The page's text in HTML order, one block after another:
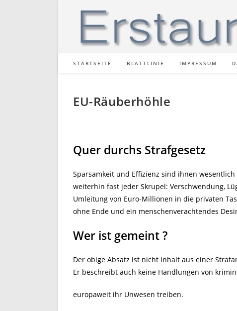
STARTSEITE BLATTLINIE IMPRESSUM
EU-Räuberhöhle
Quer durchs Strafgesetz
Sparsamkeit und Effizienz sind ihnen
weiterhin fast jeder Skrupel: Verschwendung,
Umleitung von Euro-Millionen in die privaten
ohne Ende und ein menschenverachtendes
Wer ist gemeint ?
Der obige Absatz ist nicht Inhalt aus einer
Er beschreibt auch keine Handlungen von
europaweit ihr Unwesen treiben.